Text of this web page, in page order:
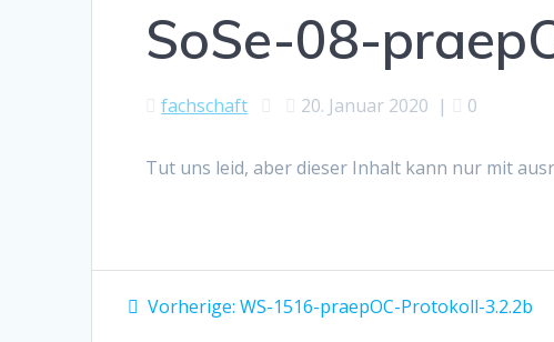
SoSe-08-
fachschaft 20. Januar 2020 | 0
Tut uns leid, aber dieser Inhalt kann nur mit
Beitragsnavigation
Vorherige: Vorheriger
WS-1516-praepOC-Protokoll-3.2.2b